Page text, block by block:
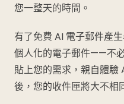
您一整天的時間。
有了免費 AI 電子郵件產
個人化的電子郵件——不
貼上您的需求，親自體驗
後，您的收件匣將大不相